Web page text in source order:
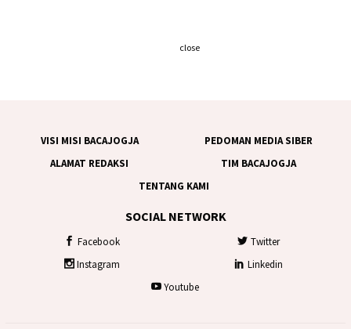
VISI MISI BACAJOGJA
PEDOMAN MEDIA SIBER
ALAMAT REDAKSI
TIM BACAJOGJA
TENTANG KAMI
SOCIAL NETWORK
Facebook
Twitter
Instagram
Linkedin
Youtube
close